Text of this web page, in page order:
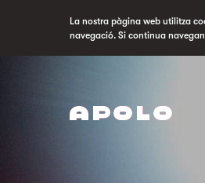
La nostra pàgina web utilitza
navegació. Si continua